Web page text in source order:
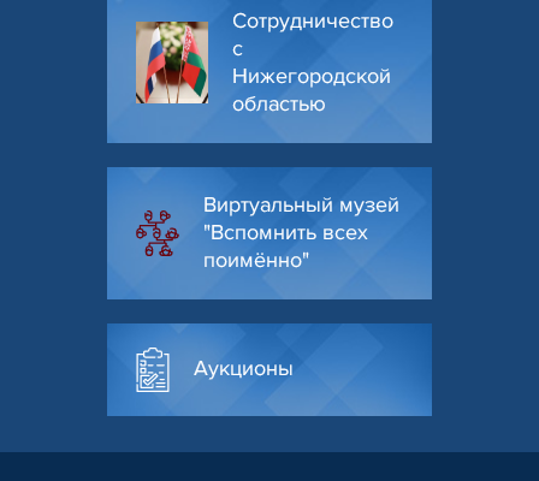
Сотрудничество
с
Нижегородской
областью
Виртуальный музей
"Вспомнить всех
поимённо"
Аукционы